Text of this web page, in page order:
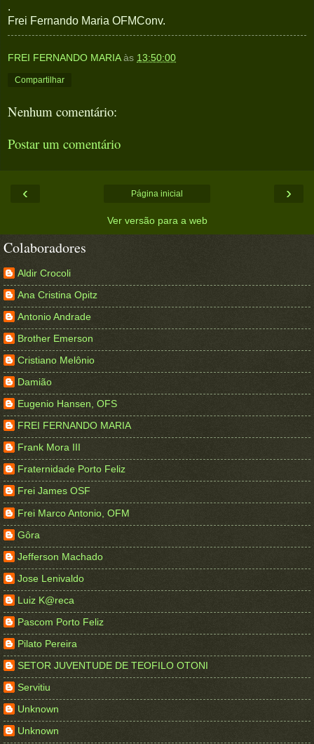
.
Frei Fernando Maria OFMConv.
FREI FERNANDO MARIA às 13:50:00
Compartilhar
Nenhum comentário:
Postar um comentário
‹ ›
Página inicial
Ver versão para a web
Colaboradores
Aldir Crocoli
Ana Cristina Opitz
Antonio Andrade
Brother Emerson
Cristiano Melônio
Damião
Eugenio Hansen, OFS
FREI FERNANDO MARIA
Frank Mora III
Fraternidade Porto Feliz
Frei James OSF
Frei Marco Antonio, OFM
Gôra
Jefferson Machado
Jose Lenivaldo
Luiz K@reca
Pascom Porto Feliz
Pilato Pereira
SETOR JUVENTUDE DE TEOFILO OTONI
Servitiu
Unknown
Unknown